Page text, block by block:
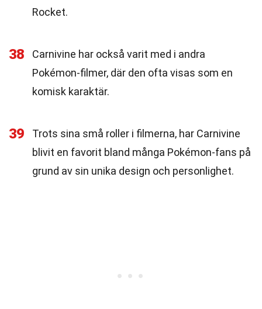
Rocket.
38
Carnivine har också varit med i andra
Pokémon-filmer, där den ofta visas som en
komisk karaktär.
39
Trots sina små roller i filmerna, har Carnivine
blivit en favorit bland många Pokémon-fans på
grund av sin unika design och personlighet.